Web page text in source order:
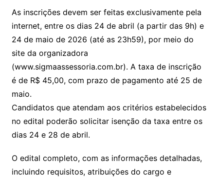
As inscrições devem ser feitas exclusivamente pela
internet, entre os dias 24 de abril (a partir das 9h) e
24 de maio de 2026 (até as 23h59), por meio do
site da organizadora
(www.sigmaassessoria.com.br). A taxa de inscrição
é de R$ 45,00, com prazo de pagamento até 25 de
maio.
Candidatos que atendam aos critérios estabelecidos
no edital poderão solicitar isenção da taxa entre os
dias 24 e 28 de abril.
O edital completo, com as informações detalhadas,
incluindo requisitos, atribuições do cargo e